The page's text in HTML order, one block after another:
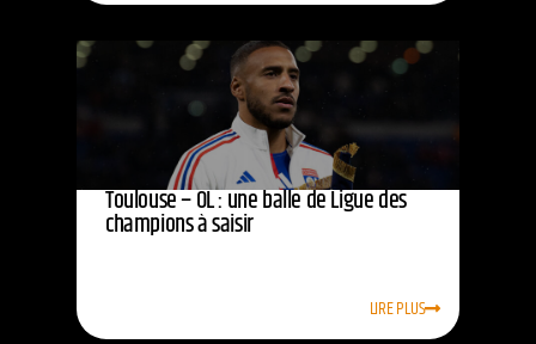
Toulouse – OL : une balle de Ligue des
champions à saisir
LIRE PLUS